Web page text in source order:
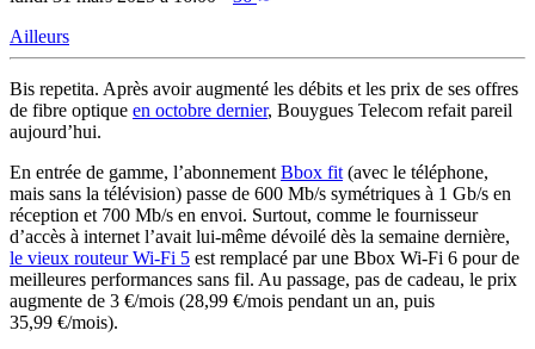
Ailleurs
Bis repetita. Après avoir augmenté les débits et les prix de ses offres
de fibre optique en octobre dernier, Bouygues Telecom refait pareil
aujourd’hui.
En entrée de gamme, l’abonnement Bbox fit (avec le téléphone,
mais sans la télévision) passe de 600 Mb/s symétriques à 1 Gb/s en
réception et 700 Mb/s en envoi. Surtout, comme le fournisseur
d’accès à internet l’avait lui-même dévoilé dès la semaine dernière,
le vieux routeur Wi-Fi 5 est remplacé par une Bbox Wi-Fi 6 pour de
meilleures performances sans fil. Au passage, pas de cadeau, le prix
augmente de 3 €/mois (28,99 €/mois pendant un an, puis
35,99 €/mois).